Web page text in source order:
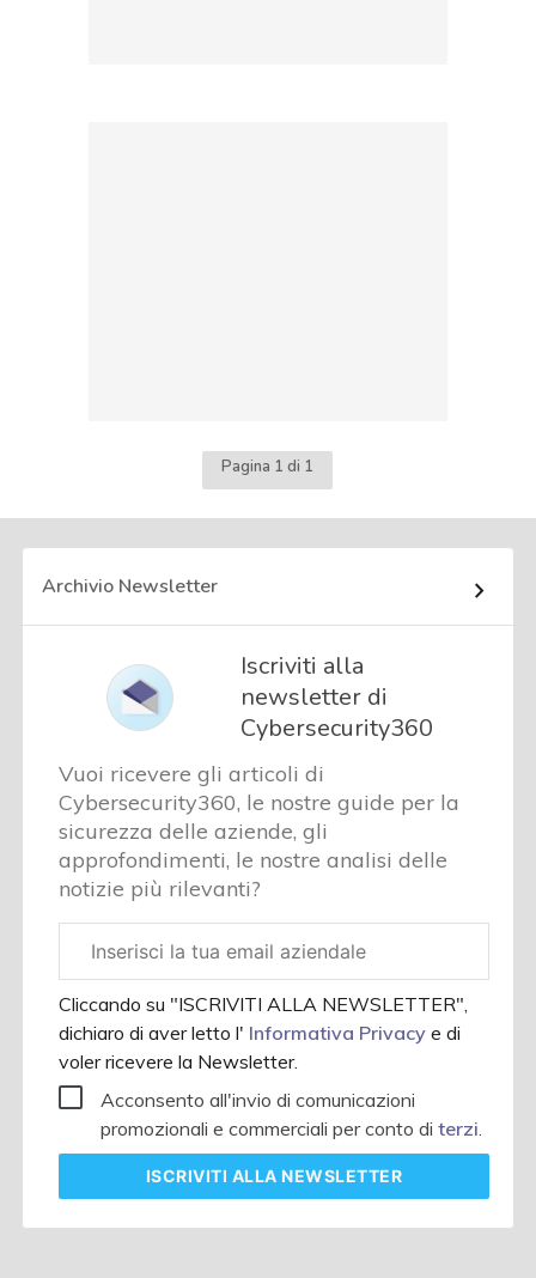
Pagina 1 di 1
Archivio Newsletter
Iscriviti alla
newsletter di
Cybersecurity360
Vuoi ricevere gli articoli di
Cybersecurity360, le nostre guide per la
sicurezza delle aziende, gli
approfondimenti, le nostre analisi delle
notizie più rilevanti?
aziendale
Cliccando su "ISCRIVITI ALLA NEWSLETTER",
dichiaro di aver letto l' Informativa Privacye di
voler ricevere la Newsletter.
Acconsento all'invio di comunicazioni
promozionali e commerciali per conto diterzi
ISCRIVITI ALLA NEWSLETTER